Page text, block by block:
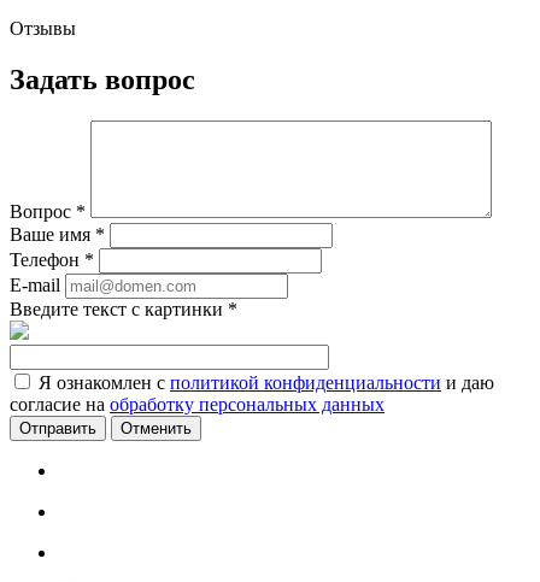
Отзывы
Задать вопрос
Вопрос *
Ваше имя *
Телефон *
E-mail
Введите текст с картинки *
Я ознакомлен с политикой конфиденциальности и даю
согласие на обработку персональных данных
Отменить